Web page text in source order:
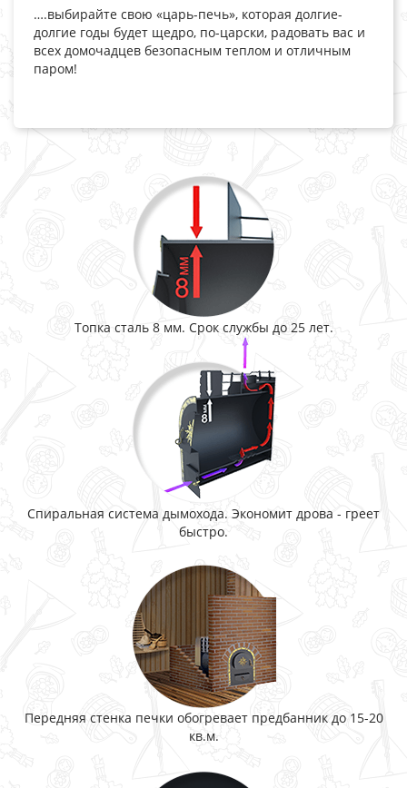
….выбирайте свою «царь-печь», которая долгие-
долгие годы будет щедро, по-царски, радовать вас и
всех домочадцев безопасным теплом и отличным
паром!
Топка сталь 8 мм. Срок службы до 25 лет.
Спиральная система дымохода. Экономит дрова - греет
быстро.
Передняя стенка печки обогревает предбанник до 15-20
кв.м.